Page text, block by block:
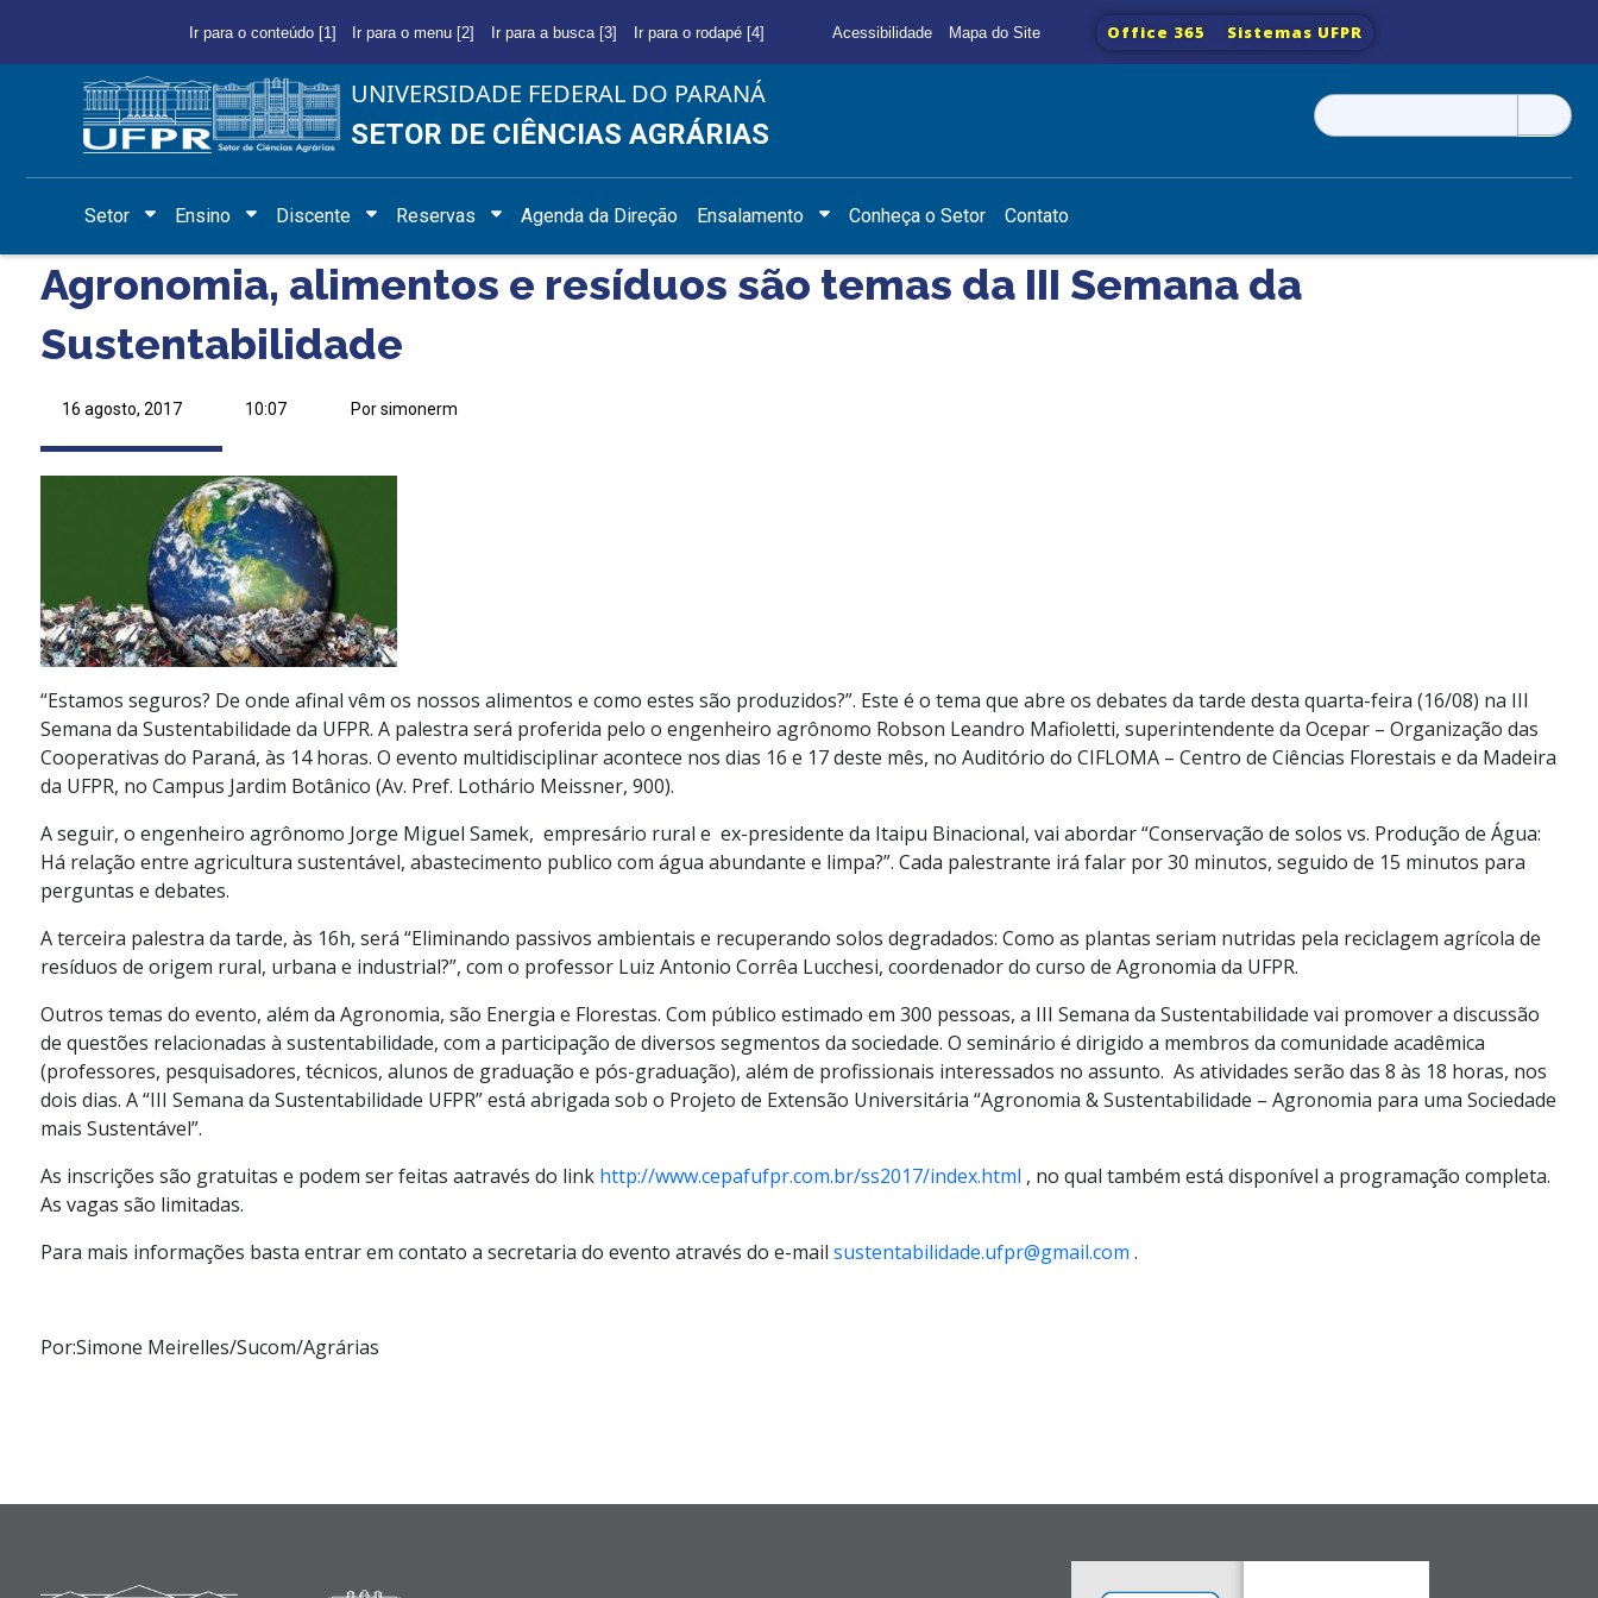
Ir para o conteúdo [1] Ir para o menu [2] Ir para a busca [3] Ir para o rodapé [4] Acessibilidade Mapa do Site Office 365 Sistemas UFPR
UNIVERSIDADE FEDERAL DO PARANÁ
SETOR DE CIÊNCIAS AGRÁRIAS
Pesquisar
por:
Setor Ensino Discente Reservas Agenda da Direção Ensalamento Conheça o Setor Contato
Agronomia, alimentos e resíduos são temas da III Semana da
Sustentabilidade
16 agosto, 2017 10:07 Por simonerm
“Estamos seguros? De onde afinal vêm os nossos alimentos e como estes são produzidos?”. Este é o tema que abre os debates da tarde desta quarta-feira (16/08) na III
Semana da Sustentabilidade da UFPR. A palestra será proferida pelo o engenheiro agrônomo Robson Leandro Mafioletti, superintendente da Ocepar – Organização das
Cooperativas do Paraná, às 14 horas. O evento multidisciplinar acontece nos dias 16 e 17 deste mês, no Auditório do CIFLOMA – Centro de Ciências Florestais e da Madeira
da UFPR, no Campus Jardim Botânico (Av. Pref. Lothário Meissner, 900).
A seguir, o engenheiro agrônomo Jorge Miguel Samek, empresário rural e ex-presidente da Itaipu Binacional, vai abordar “Conservação de solos vs. Produção de Água:
Há relação entre agricultura sustentável, abastecimento publico com água abundante e limpa?”. Cada palestrante irá falar por 30 minutos, seguido de 15 minutos para
perguntas e debates.
A terceira palestra da tarde, às 16h, será “Eliminando passivos ambientais e recuperando solos degradados: Como as plantas seriam nutridas pela reciclagem agrícola de
resíduos de origem rural, urbana e industrial?”, com o professor Luiz Antonio Corrêa Lucchesi, coordenador do curso de Agronomia da UFPR.
Outros temas do evento, além da Agronomia, são Energia e Florestas. Com público estimado em 300 pessoas, a III Semana da Sustentabilidade vai promover a discussão
de questões relacionadas à sustentabilidade, com a participação de diversos segmentos da sociedade. O seminário é dirigido a membros da comunidade acadêmica
(professores, pesquisadores, técnicos, alunos de graduação e pós-graduação), além de profissionais interessados no assunto. As atividades serão das 8 às 18 horas, nos
dois dias. A “III Semana da Sustentabilidade UFPR” está abrigada sob o Projeto de Extensão Universitária “Agronomia & Sustentabilidade – Agronomia para uma Sociedade
mais Sustentável”.
As inscrições são gratuitas e podem ser feitas aatravés do link http://www.cepafufpr.com.br/ss2017/index.html , no qual também está disponível a programação completa.
As vagas são limitadas.
Para mais informações basta entrar em contato a secretaria do evento através do e-mail sustentabilidade.ufpr@gmail.com .
Por:Simone Meirelles/Sucom/Agrárias